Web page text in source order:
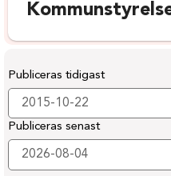
Publiceras tidigast
Publiceras senast